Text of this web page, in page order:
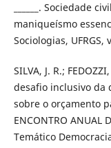
______. Sociedade
maniqueísmo
Sociologias, UFRGS,
SILVA, J. R.;
desafio inclusivo da
sobre o orçamento
ENCONTRO ANUAL
Temático